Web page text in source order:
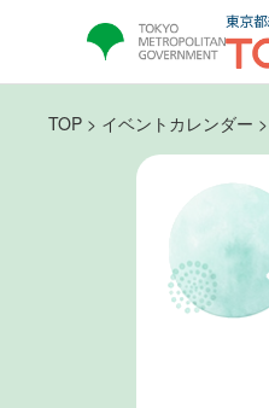
TOP > イベントカレンダー >